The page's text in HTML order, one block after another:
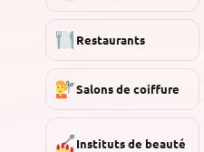
Restaurants
Salons de coiffure
Instituts de beauté